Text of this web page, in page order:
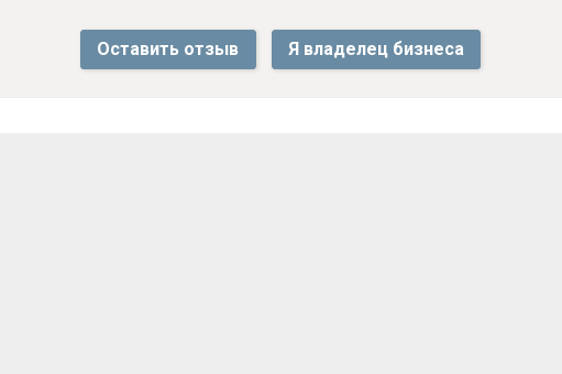
Оставить отзыв Я владелец бизнеса